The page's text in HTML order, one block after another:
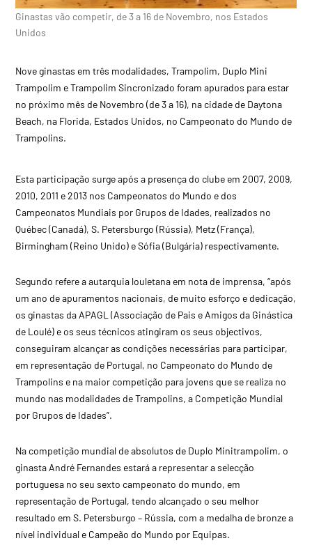
Ginastas vão competir, de 3 a 16 de Novembro, nos Estados
Unidos
Nove ginastas em três modalidades, Trampolim, Duplo Mini
Trampolim e Trampolim Sincronizado foram apurados para estar
no próximo mês de Novembro (de 3 a 16), na cidade de Daytona
Beach, na Florida, Estados Unidos, no Campeonato do Mundo de
Trampolins.
Esta participação surge após a presença do clube em 2007, 2009,
2010, 2011 e 2013 nos Campeonatos do Mundo e dos
Campeonatos Mundiais por Grupos de Idades, realizados no
Québec (Canadá), S. Petersburgo (Rússia), Metz (França),
Birmingham (Reino Unido) e Sófia (Bulgária) respectivamente.
Segundo refere a autarquia louletana em nota de imprensa, “após
um ano de apuramentos nacionais, de muito esforço e dedicação,
os ginastas da APAGL (Associação de Pais e Amigos da Ginástica
de Loulé) e os seus técnicos atingiram os seus objectivos,
conseguiram alcançar as condições necessárias para participar,
em representação de Portugal, no Campeonato do Mundo de
Trampolins e na maior competição para jovens que se realiza no
mundo nas modalidades de Trampolins, a Competição Mundial
por Grupos de Idades”.
Na competição mundial de absolutos de Duplo Minitrampolim, o
ginasta André Fernandes estará a representar a selecção
portuguesa no seu sexto campeonato do mundo, em
representação de Portugal, tendo alcançado o seu melhor
resultado em S. Petersburgo – Rússia, com a medalha de bronze a
nível individual e Campeão do Mundo por Equipas.